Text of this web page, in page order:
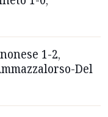
1-2,
Del